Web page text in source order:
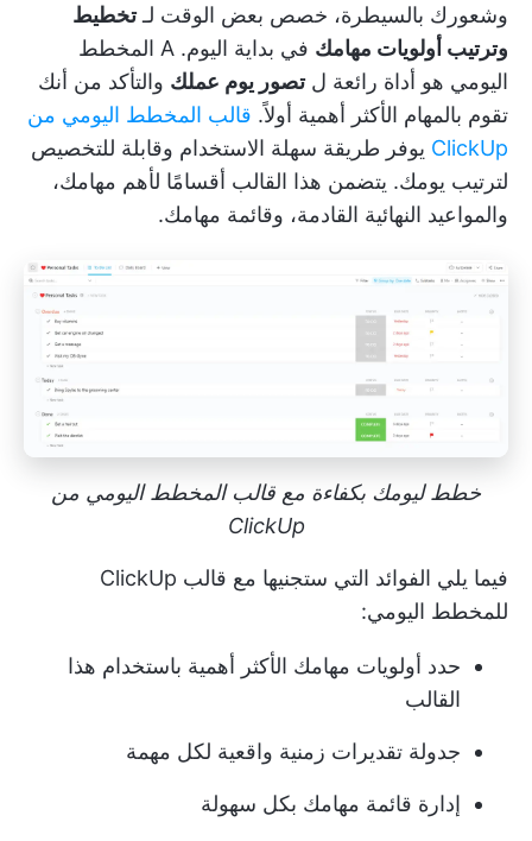
وشعورك بالسيطرة، خصص بعض الوقت لـتخطيط
وترتيب أولويات مهامك في بداية اليوم. A
المخطط
اليومي هو أداة رائعة لتصور يوم عملك والتأكد من أنك
تقوم بالمهام الأكثر أهمية أولاً. قالب المخطط اليومي من
ClickUp يوفر طريقة سهلة الاستخدام وقابلة للتخصيص
لترتيب يومك. يتضمن هذا القالب أقسامًا لأهم مهامك،
والمواعيد النهائية القادمة، وقائمة مهامك.
خطط ليومك بكفاءة مع قالب المخطط اليومي من
ClickUp
فيما يلي الفوائد التي ستجنيها مع قالب ClickUp
للمخطط اليومي:
حدد أولويات مهامك الأكثر أهمية باستخدام هذا
القالب
جدولة تقديرات زمنية واقعية لكل مهمة
إدارة قائمة مهامك بكل سهولة